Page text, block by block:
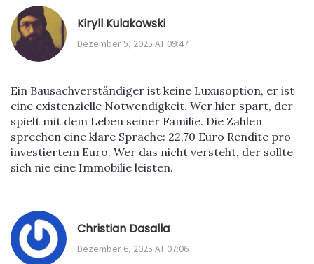
Kiryll Kulakowski
Dezember 5, 2025 AT 09:47
Ein Bausachverständiger ist keine Luxusoption, er ist
eine existenzielle Notwendigkeit. Wer hier spart, der
spielt mit dem Leben seiner Familie. Die Zahlen
sprechen eine klare Sprache: 22,70 Euro Rendite pro
investiertem Euro. Wer das nicht versteht, der sollte
sich nie eine Immobilie leisten.
Christian Dasalla
Dezember 6, 2025 AT 07:06